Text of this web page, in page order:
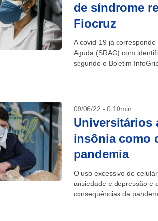
de síndrome
Fiocruz
A covid-19 já
Aguda (SRAG) com
segundo o Boletim
09/06/22 - 0:10min
Universitários
insônia como
pandemia
O uso excessivo de
ansiedade e depressão e
consequências da